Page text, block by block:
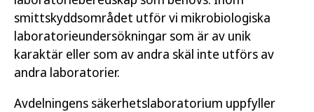
smittskyddsområdet utför vi mikrobiologiska
laboratorieundersökningar som är av unik
karaktär eller som av andra skäl inte utförs av
andra laboratorier.
Avdelningens säkerhetslaboratorium uppfyller